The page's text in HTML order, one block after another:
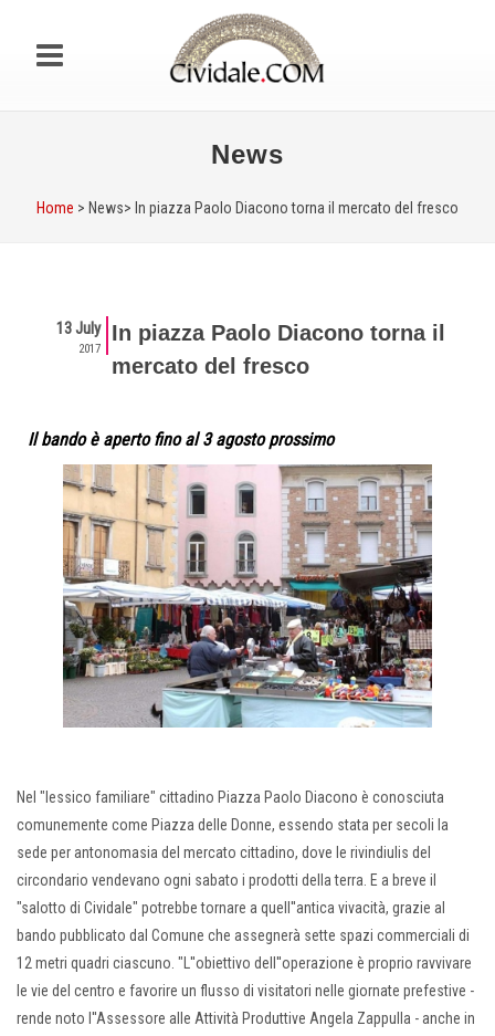
News
Home > News> In piazza Paolo Diacono torna il mercato del fresco
13 July
2017
In piazza Paolo Diacono torna il
mercato del fresco
Il bando è aperto fino al 3 agosto prossimo
Nel "lessico familiare" cittadino Piazza Paolo Diacono è conosciuta
comunemente come Piazza delle Donne, essendo stata per secoli la
sede per antonomasia del mercato cittadino, dove le rivindiulis del
circondario vendevano ogni sabato i prodotti della terra. E a breve il
"salotto di Cividale" potrebbe tornare a quell''antica vivacità, grazie al
bando pubblicato dal Comune che assegnerà sette spazi commerciali di
12 metri quadri ciascuno. "L''obiettivo dell''operazione è proprio ravvivare
le vie del centro e favorire un flusso di visitatori nelle giornate prefestive -
rende noto l''Assessore alle Attività Produttive Angela Zappulla - anche in